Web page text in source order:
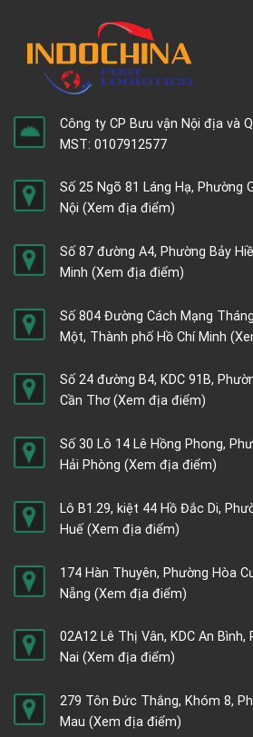
Công ty CP Bưu vận Nội địa và
MST: 0107912577
Số 25 Ngõ 81 Láng Hạ, Phường
Nội (Xem địa điểm)
Số 87 đường A4, Phường Bảy
Minh (Xem địa điểm)
Số 804 Đường Cách Mạng
Một, Thành phố Hồ Chí Minh
Số 24 đường B4, KDC 91B,
Cần Thơ(Xem địa điểm)
Số 30 Lô 14 Lê Hồng Phong,
Hải Phòng (Xem địa điểm)
Lô B1.29, kiệt 44 Hồ Đắc Di,
Huế (Xem địa điểm)
174 Hàn Thuyên, Phường Hòa
Nẵng (Xem địa điểm)
02A12 Lê Thị Vân, KDC An
Nai (Xem địa điểm)
279 Tôn Đức Thắng, Khóm 8,
Mau (Xem địa điểm)